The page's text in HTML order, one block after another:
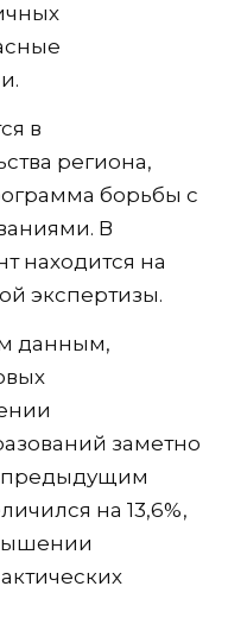
в
региона,
борьбы с
В
находится на
экспертизы.
данным,
заметно
предыдущим
на 13,6%,